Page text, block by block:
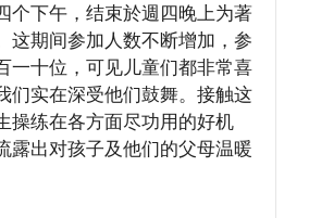
个下午，结束於週四晚上为著
这期间参加人数不断增加，参
一十位，可见儿童们都非常喜
们实在深受他们鼓舞。接触这
操练在各方面尽功用的好机
露出对孩子及他们的父母温暖